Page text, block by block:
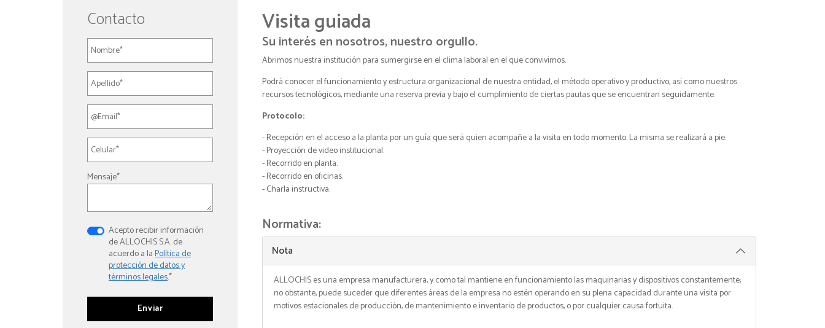
Contacto
Mensaje*
Acepto recibir información
de ALLOCHIS S.A. de
acuerdo a laPolítica de
protección de datos y
términos legales.*
Visita guiada
Su interés en nosotros, nuestro orgullo.
Abrimos nuestra institución para sumergirse en el clima laboral en el que convivimos.
Podrá conocer el funcionamiento y estructura organizacional de nuestra entidad, el método operativo y productivo, así como nuestros
recursos tecnológicos, mediante una reserva previa y bajo el cumplimiento de ciertas pautas que se encuentran seguidamente.
Protocolo:
- Recepción en el acceso a la planta por un guía que será quien acompañe a la visita en todo momento. La misma se realizará a pie.
- Proyección de video institucional.
- Recorrido en planta.
- Recorrido en oficinas.
- Charla instructiva.
Normativa:
Nota
ALLOCHIS es una empresa manufacturera, y como tal mantiene en funcionamiento las maquinarias y dispositivos constantemente;
no obstante, puede suceder que diferentes áreas de la empresa no estén operando en su plena capacidad durante una visita por
motivos estacionales de producción, de mantenimiento e inventario de productos, o por cualquier causa fortuita.